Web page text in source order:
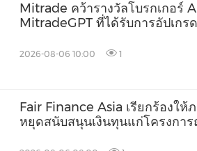
Mitrade คว้ารางวัลโบรกเกอร์
MitradeGPT ที่ได้รับการอัปเกร
2026-08-06 10:00 1
Fair Finance Asia เรียกร้องให้
หยุดสนับสนุนเงินทุนแก่โครงกา